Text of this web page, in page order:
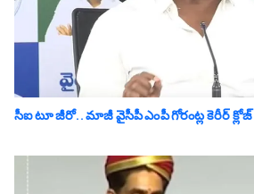
సీఐ టూ జీరో.. మాజీ వైసీపీ ఎంపీ గోరంట్ల కెరీర్